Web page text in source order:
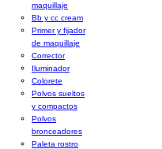
maquillaje
Bb y cc cream
Primer y fijador
de maquillaje
Corrector
Iluminador
Colorete
Polvos sueltos
y compactos
Polvos
bronceadores
Paleta rostro